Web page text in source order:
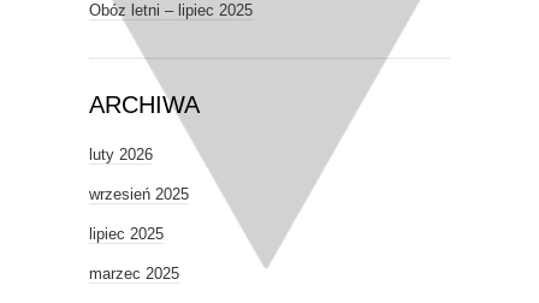
Obóz letni – lipiec 2025
ARCHIWA
luty 2026
wrzesień 2025
lipiec 2025
marzec 2025